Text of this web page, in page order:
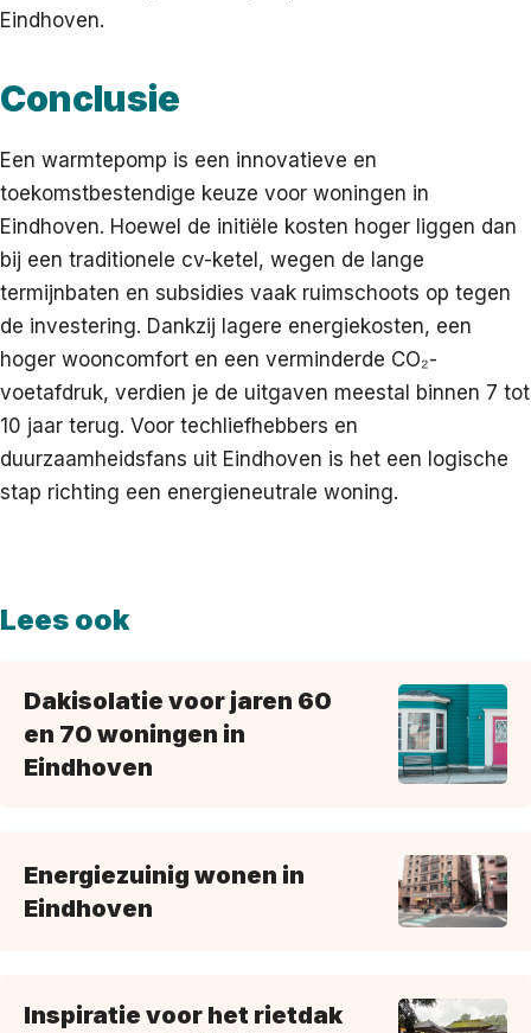
Eindhoven.
Conclusie
Een warmtepomp is een innovatieve en
toekomstbestendige keuze voor woningen in
Eindhoven. Hoewel de initiële kosten hoger liggen dan
bij een traditionele cv-ketel, wegen de lange
termijnbaten en subsidies vaak ruimschoots op tegen
de investering. Dankzij lagere energiekosten, een
hoger wooncomfort en een verminderde CO₂-
voetafdruk, verdien je de uitgaven meestal binnen 7 tot
10 jaar terug. Voor techliefhebbers en
duurzaamheidsfans uit Eindhoven is het een logische
stap richting een energieneutrale woning.
Lees ook
Dakisolatie voor jaren 60
en 70 woningen in
Eindhoven
Energiezuinig wonen in
Eindhoven
Inspiratie voor het rietdak